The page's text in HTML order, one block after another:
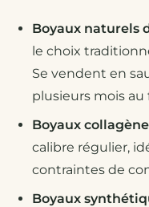
Boyaux naturels
le choix
Se vendent en
plusieurs mois au
Boyaux collagène
calibre régulier,
contraintes de
Boyaux